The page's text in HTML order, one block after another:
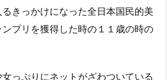
きっかけになった全日本国民的美
プリを獲得した時の１１歳の時の
っぷりにネットがざわついている